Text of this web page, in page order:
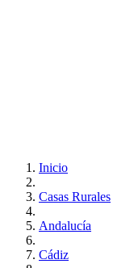
Inicio
Casas Rurales
Andalucía
Cádiz